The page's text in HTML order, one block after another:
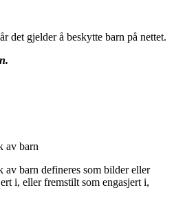
det gjelder å beskytte barn på nettet.
av barn
av barn defineres som bilder eller
i, eller fremstilt som engasjert i,